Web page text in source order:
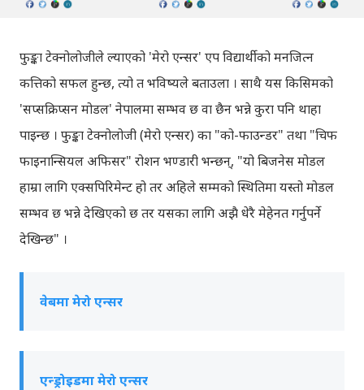
फुङ्का टेक्नोलोजीले ल्याएको 'मेरो एन्सर' एप विद्यार्थीको मनजित्न
कत्तिको सफल हुन्छ, त्यो त भविष्यले बताउला । साथै यस किसिमको
'सप्सक्रिप्सन मोडल' नेपालमा सम्भव छ वा छैन भन्ने कुरा पनि थाहा
पाइन्छ । फुङ्का टेक्नोलोजी (मेरो एन्सर) का "को-फाउन्डर" तथा "चिफ
फाइनान्सियल अफिसर" रोशन भण्डारी भन्छन्, "यो बिजनेस मोडल
हाम्रा लागि एक्सपिरिमेन्ट हो तर अहिले सम्मको स्थितिमा यस्तो मोडल
सम्भव छ भन्ने देखिएको छ तर यसका लागि अझै धेरै मेहेनत गर्नुपर्ने
देखिन्छ" ।
वेबमा मेरो एन्सर
एन्ड्रोइडमा मेरो एन्सर